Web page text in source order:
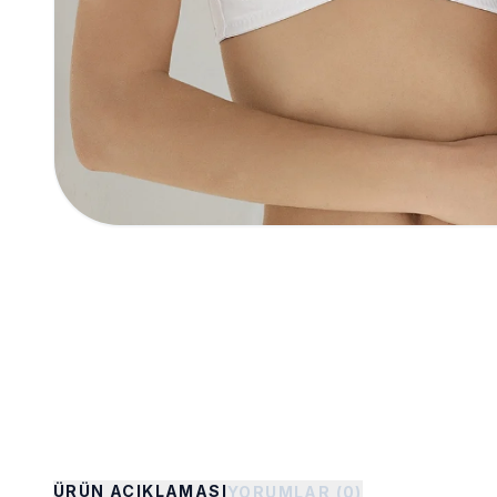
ÜRÜN AÇIKLAMASIYORUMLAR (0)